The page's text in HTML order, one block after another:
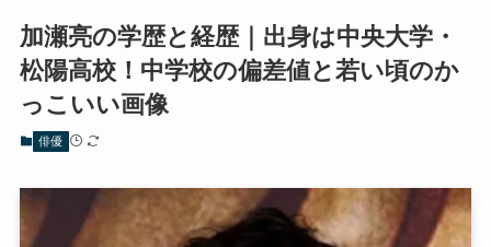
加瀬亮の学歴と経歴｜出身は中央大学・
松陽高校！中学校の偏差値と若い頃のか
っこいい画像
俳優